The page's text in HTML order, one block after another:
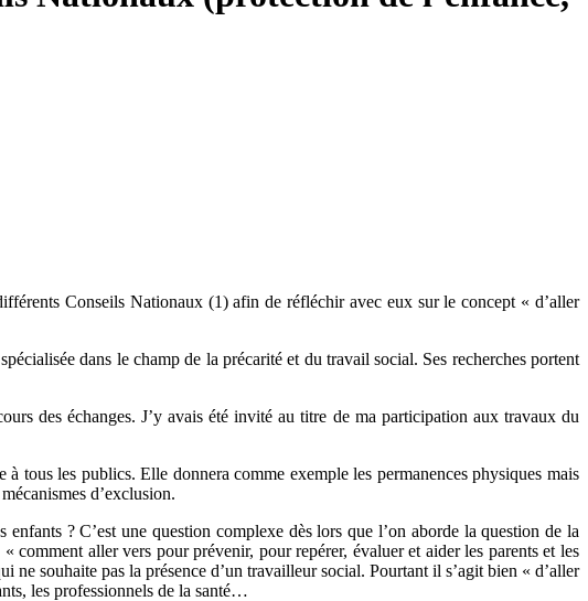
Conseils Nationaux (1) afin de réfléchir avec eux sur le concept « d’aller
dans le champ de la précarité et du travail social. Ses recherches portent
des échanges. J’y avais été invité au titre de ma participation aux travaux du
tous les publics. Elle donnera comme exemple les permanences physiques mais
d’exclusion.
? C’est une question complexe dès lors que l’on aborde la question de la
aller vers pour prévenir, pour repérer, évaluer et aider les parents et les
souhaite pas la présence d’un travailleur social. Pourtant il s’agit bien « d’aller
les professionnels de la santé…